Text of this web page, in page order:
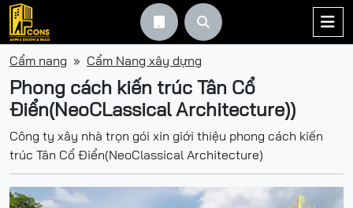


Cẩm nang Cẩm Nang xây dựng
Phong cách kiến trúc Tân Cổ
Điển(NeoCLassical Architecture))
Công ty xây nhà trọn gói xin giới thiệu phong cách kiến
trúc Tân Cổ Điển(NeoClassical Architecture)